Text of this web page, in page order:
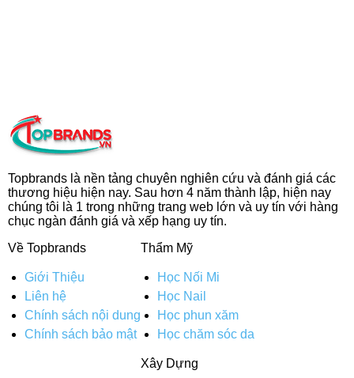
Topbrands là nền tảng chuyên nghiên cứu và đánh giá các
thương hiệu hiện nay. Sau hơn 4 năm thành lập, hiện nay
chúng tôi là 1 trong những trang web lớn và uy tín với hàng
chục ngàn đánh giá và xếp hạng uy tín.
Về Topbrands
Giới Thiệu
Liên hệ
Chính sách nội dung
Chính sách bảo mật
Thẩm Mỹ
Học Nối Mi
Học Nail
Học phun xăm
Học chăm sóc da
Xây Dựng